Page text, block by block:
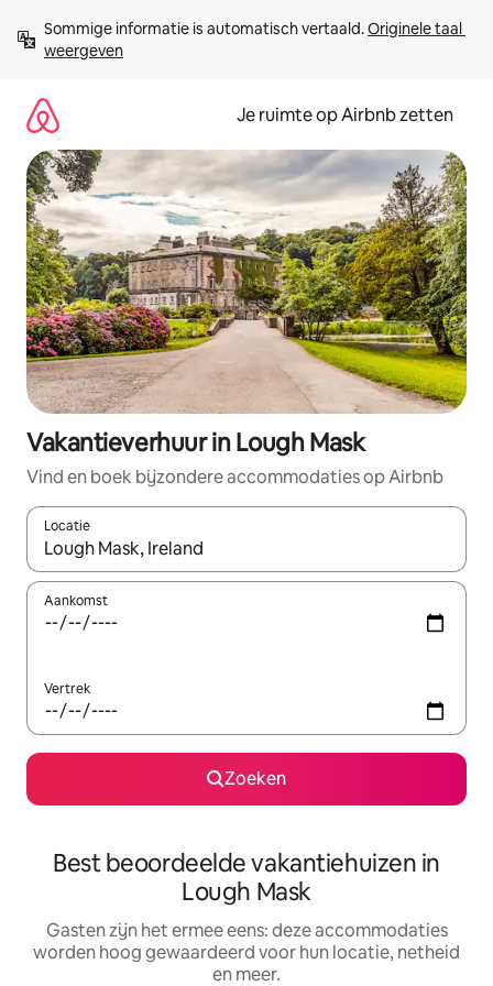
direct
naar
Sommige informatie is automatisch vertaald. Originele taal
weergeven
Je ruimte op Airbnb zetten
Vakantieverhuur in Lough Mask
Vind en boek bijzondere accommodaties op Airbnb
Locatie
Wanneer er suggesties beschikbaar zijn, maak je een keuze
Aankomst
Vertrek
Zoeken
Best beoordeelde vakantiehuizen in
Lough Mask
Gasten zijn het ermee eens: deze accommodaties
worden hoog gewaardeerd voor hun locatie, netheid
en meer.